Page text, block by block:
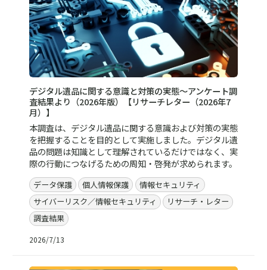
デジタル遺品に関する意識と対策の実態～アンケート調
査結果より（2026年版）【リサーチレター（2026年7
月）】
本調査は、デジタル遺品に関する意識および対策の実態
を把握することを目的として実施しました。デジタル遺
品の問題は知識として理解されているだけではなく、実
際の行動につなげるための周知・啓発が求められます。
データ保護 個人情報保護
情報セキュリティ
サイバーリスク／情報セキュリティ
リサーチ・レター
調査結果
2026/7/13